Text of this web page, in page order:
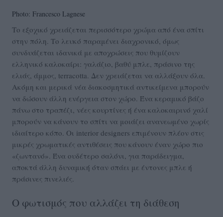
Photo: Francesco Lagnese
Tο εξοχικό χρειάζεται περισσότερο χρώμα από ένα σπίτι
στην πόλη. Το λευκό παραμένει διαχρονικό, όμως
συνδυάζεται ιδανικά με αποχρώσεις που θυμίζουν
ελληνικό καλοκαίρι: γαλάζιο, βαθύ μπλε, πράσινο της
ελιάς, άμμος, terracotta. Δεν χρειάζεται να αλλάξουν όλα.
Ακόμη και μερικά νέα διακοσμητικά αντικείμενα μπορούν
να δώσουν άλλη ενέργεια στον χώρο. Ένα κεραμικό βάζο
πάνω στο τραπέζι, νέες κουρτίνες ή ένα καλοκαιρινό χαλί
μπορούν να κάνουν το σπίτι να μοιάζει ανανεωμένο χωρίς
ιδιαίτερο κόπο. Οι interior designers επιμένουν πλέον στις
μικρές χρωματικές αντιθέσεις που κάνουν έναν χώρο πιο
«ζωντανό». Ένα ουδέτερο σαλόνι, για παράδειγμα,
αποκτά άλλη δυναμική όταν σπάει με έντονες μπλε ή
πράσινες πινελιές.
Ο φωτισμός που αλλάζει τη διάθεση